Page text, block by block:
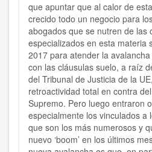
que apuntar que al calor de
crecido todo un negocio para
abogados que se nutren de las
especializados en esta materia
2017 para atender la
con las cláusulas suelo, a raíz
del Tribunal de Justicia de la
retroactividad total en contra
Supremo. Pero luego entraron
especialmente los vinculados a
que son los más numerosos y
nuevo ‘boom’ en los últimos